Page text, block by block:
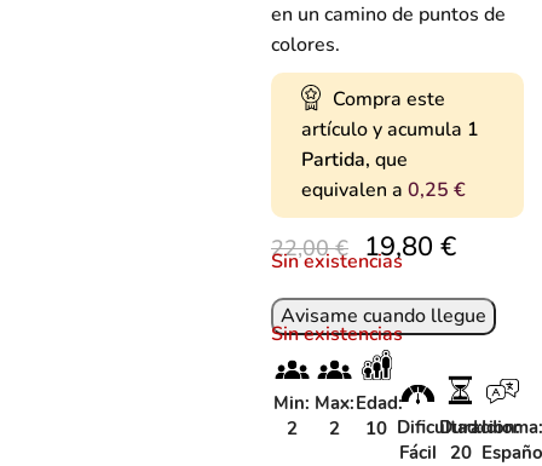
en un camino de puntos de
colores.
Compra este
artículo y acumula 1
Partida, que
equivalen a 0,25 €
22,00€ 19,80 €
Sin existencias
Sin existencias
Min:
2
Max:
2
Edad:
10 Dificultad:
Fácil
Duracion:
20